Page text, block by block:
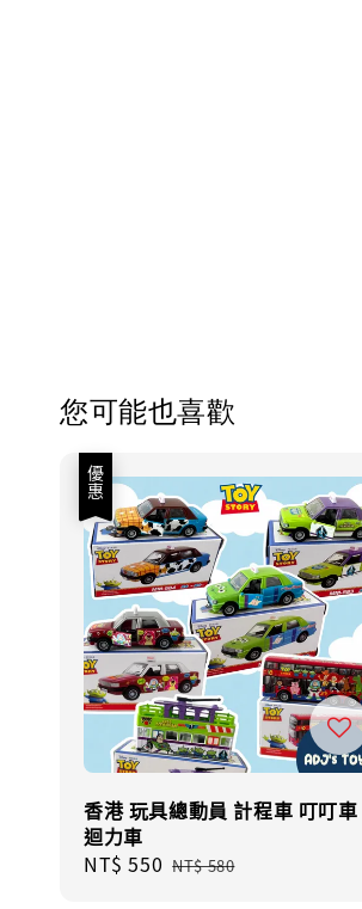
您可能也喜歡
優惠
香港 玩具總動員 計程車 叮叮車
迴力車
Sale
NT$ 550 Regular
NT$ 580